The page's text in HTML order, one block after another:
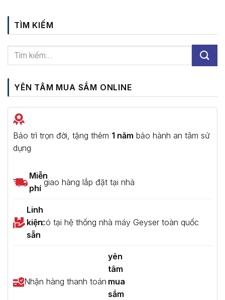
TÌM KIẾM
YÊN TÂM MUA SẮM ONLINE
Bảo trì trọn đời, tặng thêm 1 năm bảo hành an tâm sử
dụng
Miễn
phí
giao hàng lắp đặt tại nhà
Linh
kiện
sẵn
có tại hệ thống nhà máy Geyser toàn quốc
Nhận hàng thanh toán
yên
tâm
mua
sắm